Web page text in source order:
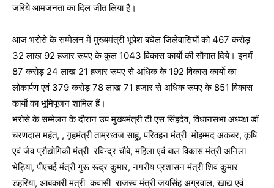
जरिये आमजनता का दिल जीत लिया है।
आज भरोसे के सम्मेलन में मुख्यमंत्री भूपेश बघेल जिलेवासियों को 467 करोड़
32 लाख 92 हजार रूपए के कुल 1043 विकास कार्याे की सौगात दिये। इनमें
87 करोड़ 24 लाख 21 हजार रूपए से अधिक के 192 विकास कार्याे का
लोकार्पण एवं 379 करोड़ 78 लाख 71 हजार से अधिक रूपए के 851 विकास
कार्याे का भूमिपूजन शामिल हैं।
भरोसे के सम्मेलन के दौरान उप मुख्यमंत्री टी एस सिंहदेव, विधानसभा अध्यक्ष डॉ
चरणदास महंत, , गृहमंत्री ताम्रध्वज साहू, परिवहन मंत्री मोहम्मद अकबर, कृषि
एवं जैव प्रौद्योगिकी मंत्री रविन्द्र चौबे, महिला एवं बाल विकास मंत्री अनिला
भेड़िया, पीएचई मंत्री गुरू रूद्र कुमार, नगरीय प्रशासन मंत्री शिव कुमार
डहरिया, आबकारी मंत्री कवासी राजस्व मंत्री जयसिंह अग्रवाल, खाद्य एवं